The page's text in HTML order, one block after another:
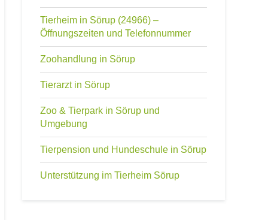
Tierheim in Sörup (24966) –
Öffnungszeiten und Telefonnummer
Zoohandlung in Sörup
Tierarzt in Sörup
Zoo & Tierpark in Sörup und
Umgebung
Tierpension und Hundeschule in Sörup
Unterstützung im Tierheim Sörup